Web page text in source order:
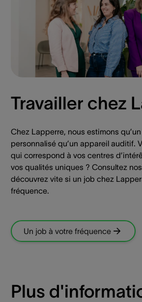
Travailler chez
Chez Lapperre, nous estimons
personnalisé qu’un appareil auditif.
qui correspond à vos centres
vos qualités uniques ? Consultez
découvrez vite si un job chez
fréquence.
Un job à votre fréquence
Plus